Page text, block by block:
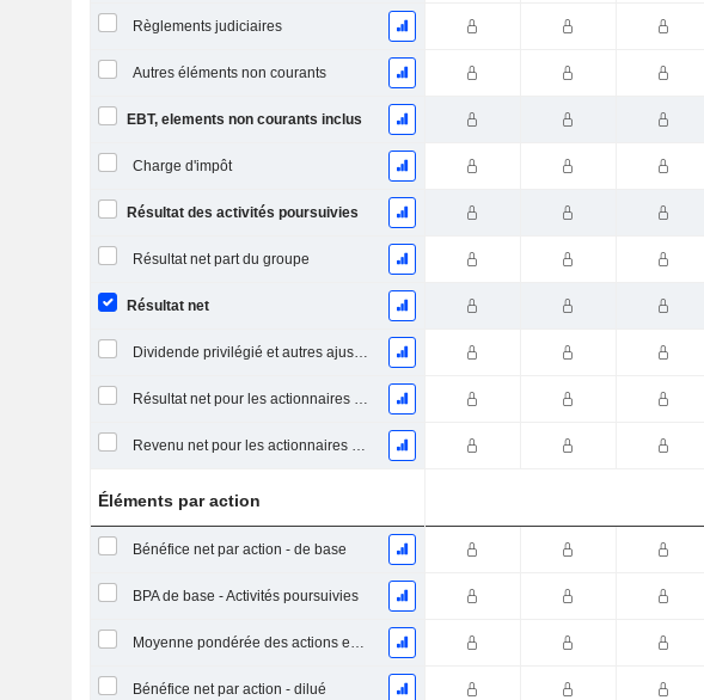
Règlements judiciaires
Autres éléments non courants
EBT, elements non courants inclus
Charge d'impôt
Résultat des activités poursuivies
Résultat net part du groupe
Résultat net
Dividende privilégié et autres ajustements
Résultat net pour les actionnaires ordinaires, éléments exceptionnels inclus.
Revenu net pour les actionnaires ordinaires, hors éléments exceptionnelsRésultat net pour les actionnaires ordinaires, éléments exceptionnels exclus.
Éléments par action
Bénéfice net par action - de base
BPA de base - Activités poursuivies
Moyenne pondérée des actions en circulation
Bénéfice net par action - dilué